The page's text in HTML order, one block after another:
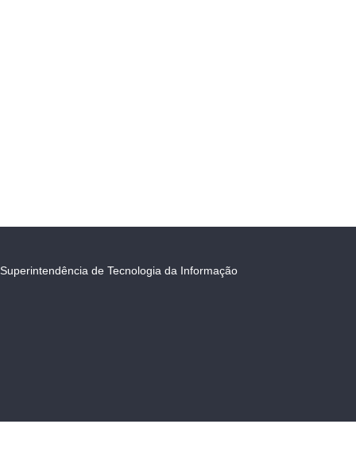
Superintendência de Tecnologia da Informação